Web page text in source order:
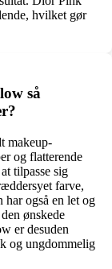
hvilket gør
så
makeup-
og flatterende
tilpasse sig
farve,
har også en let og
ønskede
er desuden
og ungdommelig